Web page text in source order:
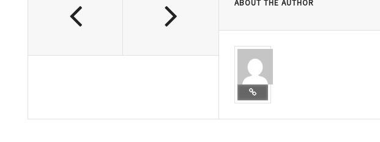
ABOUT THE AUTHOR